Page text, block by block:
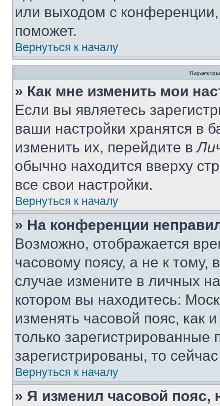
или выходом с
поможет.
Вернуться к началу
Параметры
» Как мне изменить мои
Если вы являетесь
ваши настройки хранятся в
изменить их, перейдите в
обычно находится вверху
все свои настройки.
Вернуться к началу
» На конференции
Возможно, отображается
часовому поясу, а не к тому,
случае измените в личных
котором вы находитесь:
изменять часовой пояс, как
только
зарегистрированы, то
Вернуться к началу
» Я изменил часовой пояс,